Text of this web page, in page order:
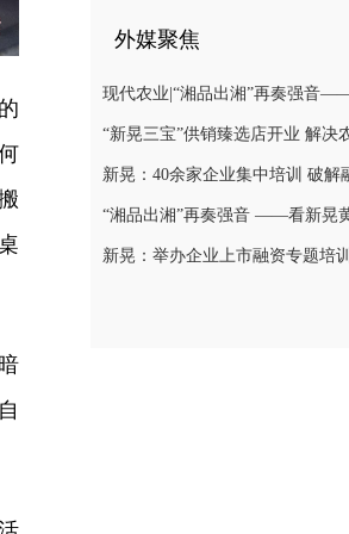
外媒聚焦
新晃：举办企业上市融资专题培训